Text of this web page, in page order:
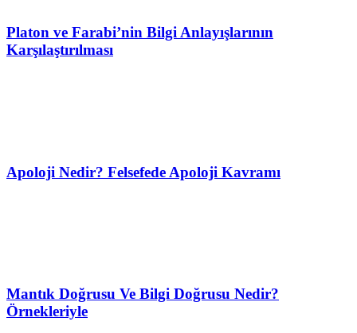
Platon ve Farabi’nin Bilgi Anlayışlarının
Karşılaştırılması
Apoloji Nedir? Felsefede Apoloji Kavramı
Mantık Doğrusu Ve Bilgi Doğrusu Nedir?
Örnekleriyle